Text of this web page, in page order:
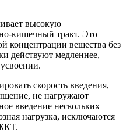
высокую
кишечный тракт. Это
концентрации вещества без
действуют медленнее,
скорость введения,
не нагружают
введение нескольких
нагрузка, исключаются